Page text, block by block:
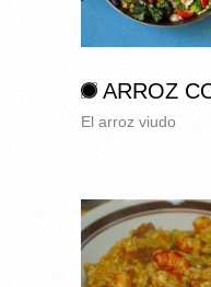
ARROZ
El arroz viudo